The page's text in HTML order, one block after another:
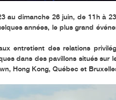
au dimanche 26 juin, de 11h à
années, le plus grand
entretient des relations
dans des pavillons situés sur
Hong Kong, Québec et